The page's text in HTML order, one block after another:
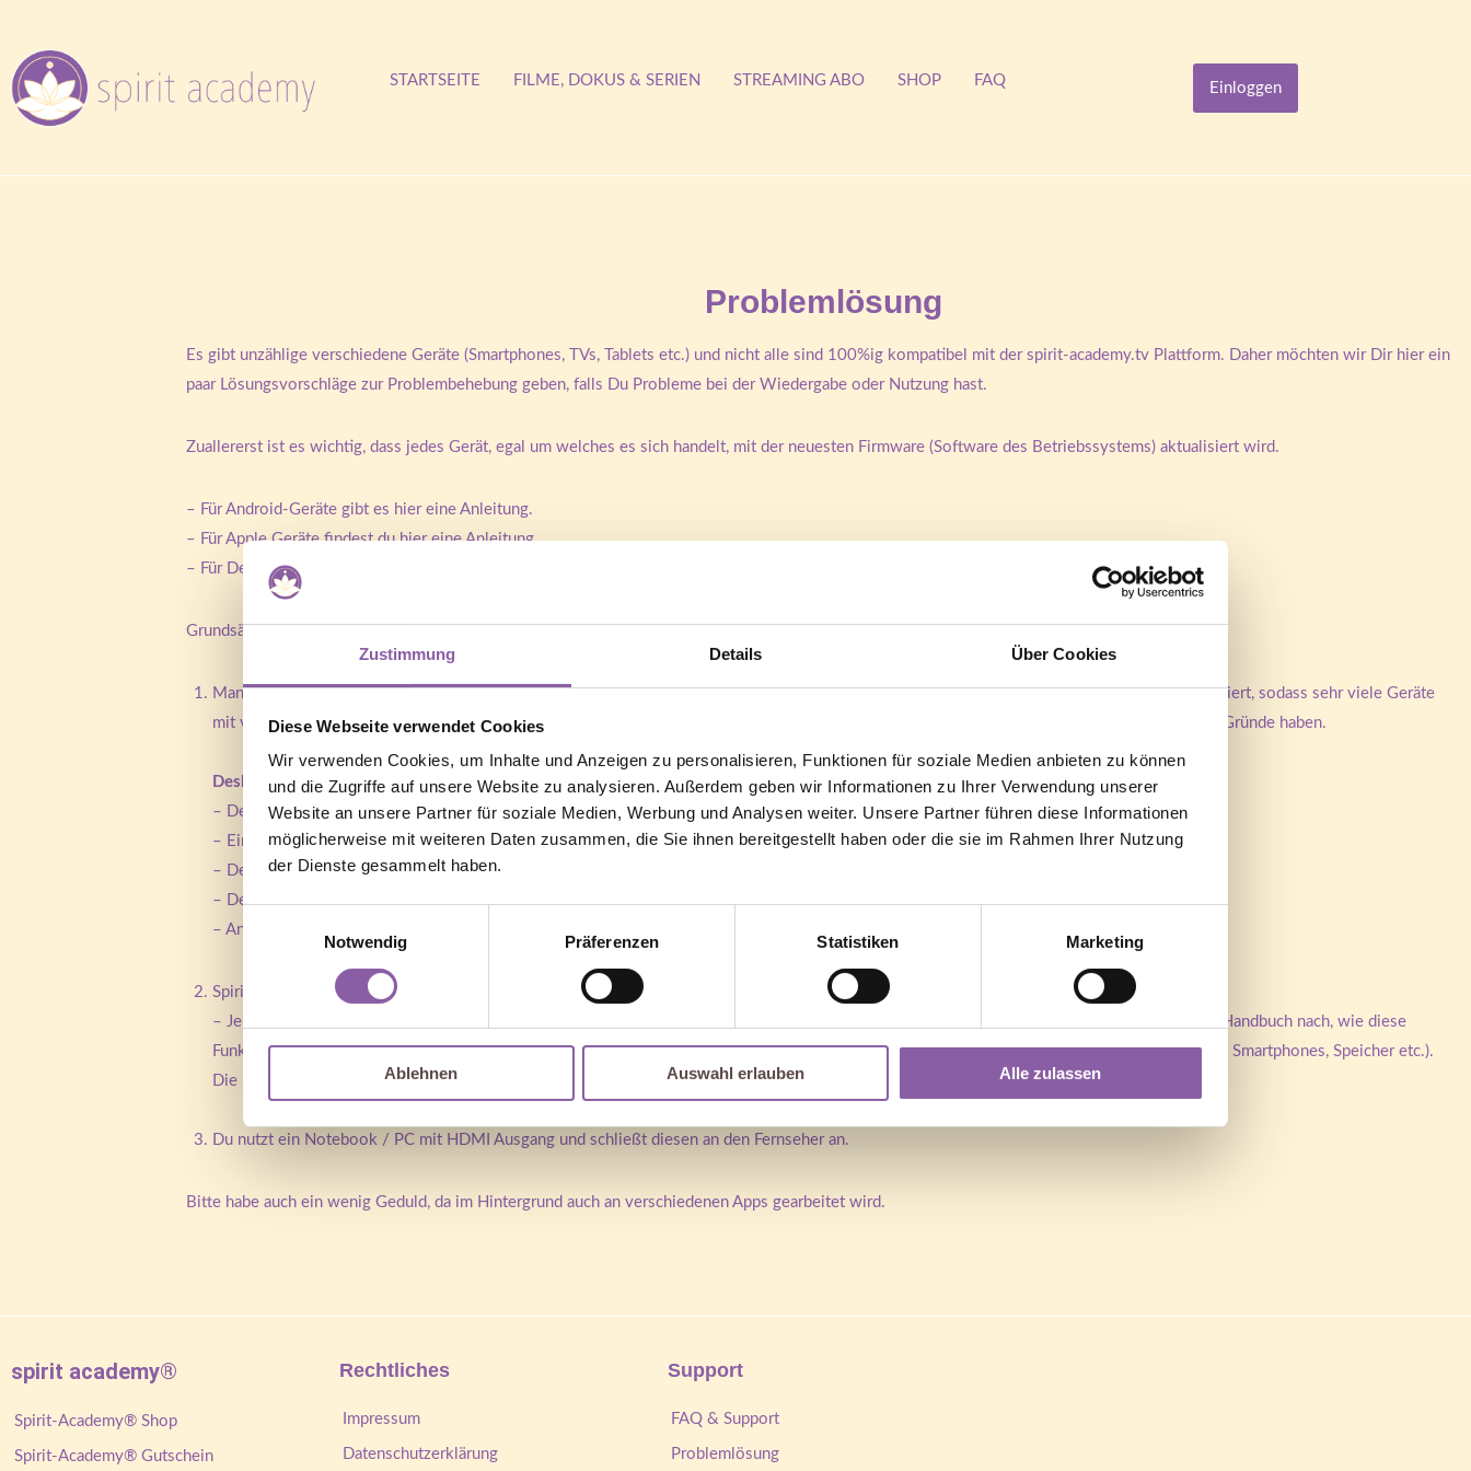
Zustimmung Details Über Cookies
Diese Webseite verwendet Cookies
Wir verwenden Cookies, um Inhalte und Anzeigen zu personalisieren, Funktionen für soziale Medien anbieten zu können
und die Zugriffe auf unsere Website zu analysieren. Außerdem geben wir Informationen zu Ihrer Verwendung unserer
Website an unsere Partner für soziale Medien, Werbung und Analysen weiter. Unsere Partner führen diese Informationen
möglicherweise mit weiteren Daten zusammen, die Sie ihnen bereitgestellt haben oder die sie im Rahmen Ihrer Nutzung
der Dienste gesammelt haben.
Notwendig
Präferenzen Statistiken Marketing
Ablehnen Auswahl erlauben Alle zulassen
STARTSEITE FILME, DOKUS & SERIEN STREAMING ABO SHOP FAQ Einloggen
Problemlösung
Es gibt unzählige verschiedene Geräte (Smartphones, TVs, Tablets etc.) und nicht alle sind 100%ig kompatibel mit der spirit-academy.tv Plattform. Daher möchten wir Dir hier ein
paar Lösungsvorschläge zur Problembehebung geben, falls Du Probleme bei der Wiedergabe oder Nutzung hast.
Zuallererst ist es wichtig, dass jedes Gerät, egal um welches es sich handelt, mit der neuesten Firmware (Software des Betriebssystems) aktualisiert wird.
– Für Android-Geräte gibt es hiereine Anleitung.
– Für Apple Geräte findest duhiereine Anleitung
– Für Deinen Fernseher schaue bitte im Handbuch nach.
Grundsätzlich gibt es mehrere Möglichkeiten, wie man in den Genuss von spirit-academy® kommen kann:
Man nutzt einen Browser, dies kann über PC, Smartphone, Tablet oder Fernseher erfolgen. Spirit-academy® wurde durch uns umfassend optimiert, sodass sehr viele Geräte
mit verschiedenen Browser unterstützt werden. Dennoch kann es vorkommen, dass etwas nicht korrekt funktioniert. Das kann verschiedene Gründe haben.
Deshalb hier ein paar Problemlösungen:
– Der Browser ist veraltet oder es fehlen Updates => Lösung: Neueste Software Version installieren / updaten.
– Einen alternativen Browser versuchen.
– Den Inkognito / InPrivate Modus versuchen.
– Den Cache unter den Einstellungen löschen.
– Anmelden / Einloggen (Falls Du keinen Account hast)
Spirit-academy® über die im Smartphone integrierte Spiegel-Funktion streamen.
– Je nach Hersteller wird diese Funktion anders benannt (Samsung z. B. Smart View, Huawei z. B. Mirror Share). Schau hierzu bitte in Deinem Handbuch nach, wie diese
Funktion bei dir heißt. Je nach Gerät kann es zu Rucklern kommen. Das kann mehrere Ursachen haben (WLAN, Android Version, Hersteller des Smartphones, Speicher etc.).
Die beste Möglichkeit sich hier zu helfen, ist zu schauen, ob man eine stabile Verbindung hat.
Du nutzt ein Notebook / PC mit HDMI Ausgang und schließt diesen an den Fernseher an.
Bitte habe auch ein wenig Geduld, da im Hintergrund auch an verschiedenen Apps gearbeitet wird.
spirit academy®
Spirit-Academy® Shop
Spirit-Academy® Gutschein
Rechtliches
Impressum
Datenschutzerklärung
Support
FAQ & Support
Problemlösung